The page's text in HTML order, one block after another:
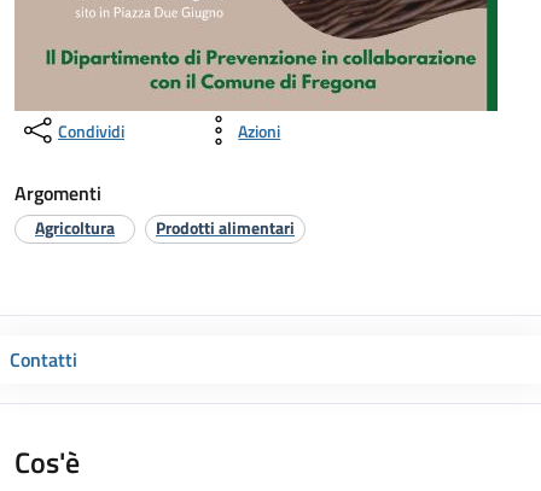
Condividi Azioni
Argomenti
Agricoltura Prodotti alimentari
Contatti
Cos'è